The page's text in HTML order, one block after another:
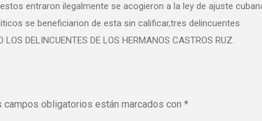
entraron ilegalmente se acogieron a la ley de ajuste
se beneficiarion de esta sin calificar,tres delincuentes
DELINCUENTES DE LOS HERMANOS CASTROS RUZ.
campos obligatorios están marcados con *